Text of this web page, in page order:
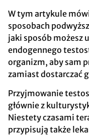
W tym artykule
sposobach
jaki sposób możesz
endogennego
organizm, aby sam
zamiast dostarczać
Przyjmowanie
głównie z
Niestety czasami
przypisują także